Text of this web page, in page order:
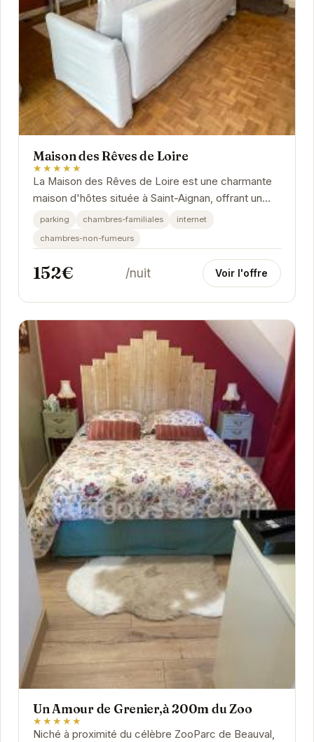
Maison des Rêves de Loire
★★★★★
La Maison des Rêves de Loire est une charmante
maison d'hôtes située à Saint-Aignan, offrant un
cadre idéal pour explorer la Vallée de la Loire.
parking chambres-familiales
internet
chambres-non-fumeurs
152€ /nuit Voir l'offre
Un Amour de Grenier,à 200m du Zoo
★★★★★
Niché à proximité du célèbre ZooParc de Beauval,